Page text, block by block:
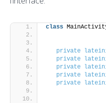
class
private
private
private
private
private